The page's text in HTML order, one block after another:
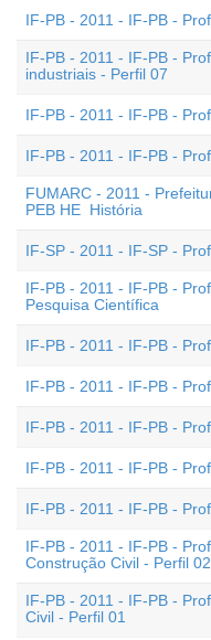
IF-PB - 2011 - IF-PB -
IF-PB - 2011 - IF-PB -
industriais - Perfil 07
IF-PB - 2011 - IF-PB -
IF-PB - 2011 - IF-PB -
FUMARC - 2011 -
PEB HE  História
IF-SP - 2011 - IF-SP -
IF-PB - 2011 - IF-PB -
Pesquisa Científica
IF-PB - 2011 - IF-PB -
IF-PB - 2011 - IF-PB -
IF-PB - 2011 - IF-PB -
IF-PB - 2011 - IF-PB -
IF-PB - 2011 - IF-PB -
IF-PB - 2011 - IF-PB -
Construção Civil - Perfil 02
IF-PB - 2011 - IF-PB -
Civil - Perfil 01